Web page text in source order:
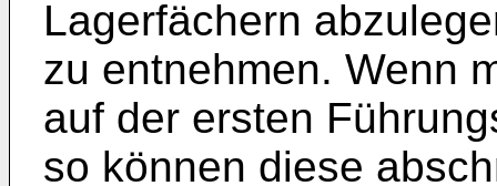
Lagerfächern
zu entnehmen. Wenn
auf der ersten
so können diese